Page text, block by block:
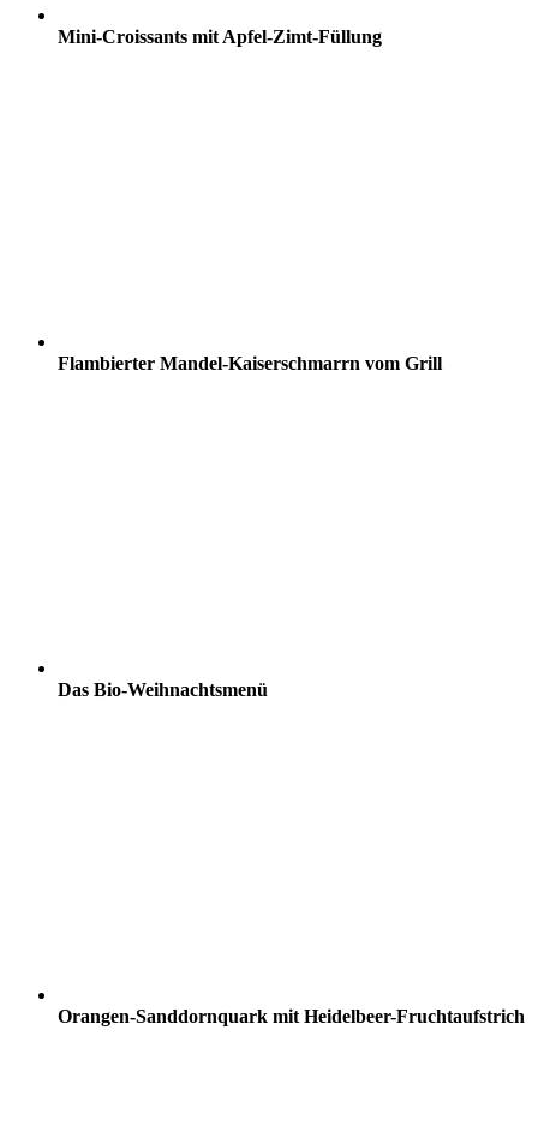
Mini-Croissants mit Apfel-Zimt-Füllung
Flambierter Mandel-Kaiserschmarrn vom Grill
Das Bio-Weihnachtsmenü
Orangen-Sanddornquark mit Heidelbeer-Fruchtaufstrich